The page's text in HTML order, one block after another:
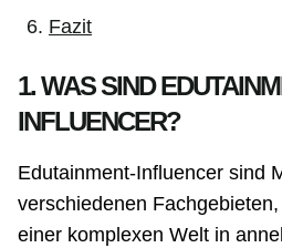
Fazit
1. WAS SIND
INFLUENCER?
Edutainment-Influencer sind
verschiedenen
einer komplexen Welt in